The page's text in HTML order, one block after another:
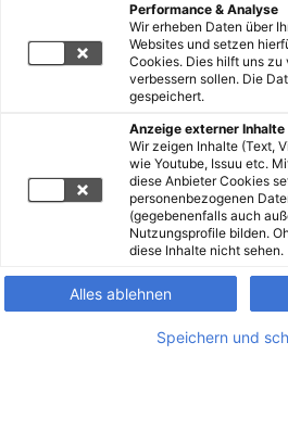
Performance & Analyse
Wir erheben Daten über
Websites und setzen
Cookies. Dies hilft uns zu
verbessern sollen. Die
gespeichert.
Anzeige externer Inhalte
Wir zeigen Inhalte (Text,
wie Youtube, Issuu etc.
diese Anbieter Cookies
personenbezogenen
(gegebenenfalls auch
Nutzungsprofile bilden.
diese Inhalte nicht sehen.
Alles ablehnen
Speichern und